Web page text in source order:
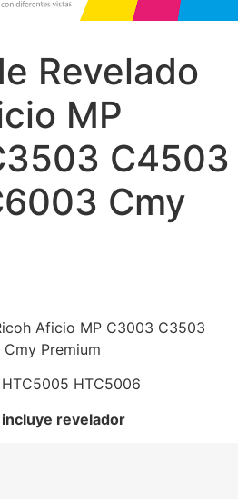
Revelado
MP
C4503
Cmy
Aficio MP C3003 C3503
Premium
HTC5006
revelador